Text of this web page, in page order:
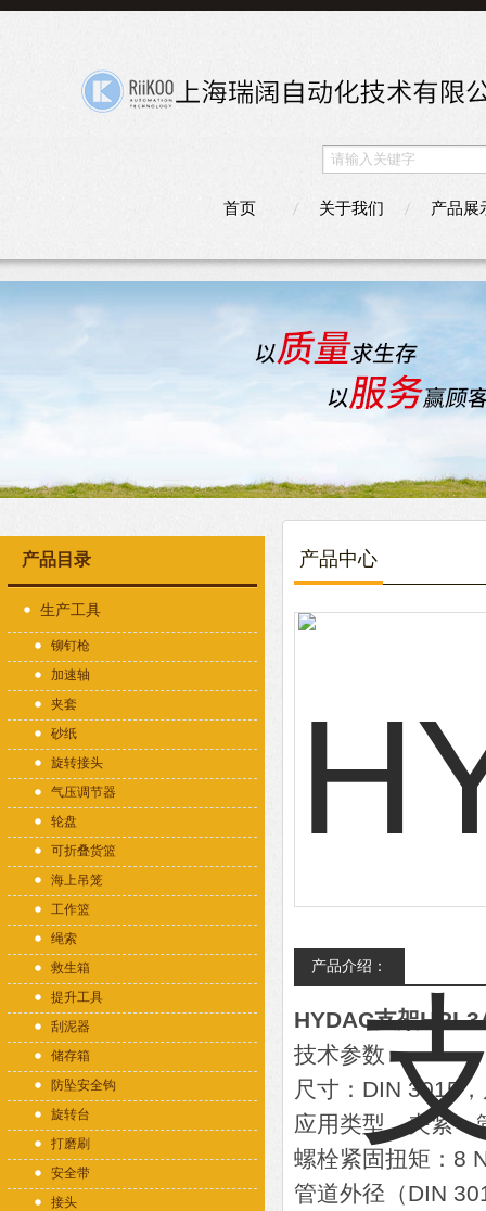
首页 关于我们 产品展
产品目录
生产工具
铆钉枪
加速轴
夹套
砂纸
旋转接头
气压调节器
轮盘
可折叠货篮
海上吊笼
工作篮
绳索
救生箱
提升工具
刮泥器
储存箱
防坠安全钩
旋转台
打磨刷
安全带
接头
产品中心
产品介绍：
HYDAC支架
技术参数
尺寸：DIN 3015
应用类型，夹紧：
螺栓紧固扭矩：8
管道外径（DIN